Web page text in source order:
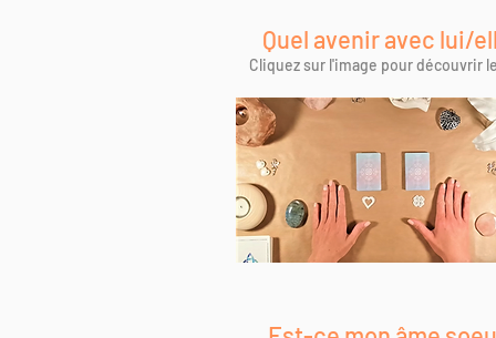
Quel avenir avec lui/
Cliquez sur l'image pour découvrir